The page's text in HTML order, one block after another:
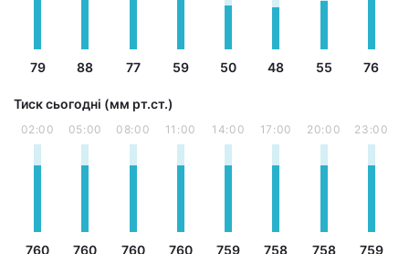
79 88 77 59 50 48 55 76
Тиск сьогодні (мм рт.ст.)
02:00
760
05:00
760
08:00
760
11:00
760
14:00
759
17:00
758
20:00
758
23:00
759